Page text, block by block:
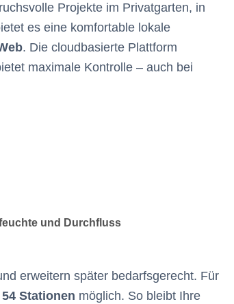
Projekte im Privatgarten, in
es eine komfortable lokale
. Die cloudbasierte Plattform
maximale Kontrolle – auch bei
und Durchfluss
erweitern später bedarfsgerecht. Für
54 Stationen möglich. So bleibt Ihre